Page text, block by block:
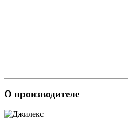
О производителе